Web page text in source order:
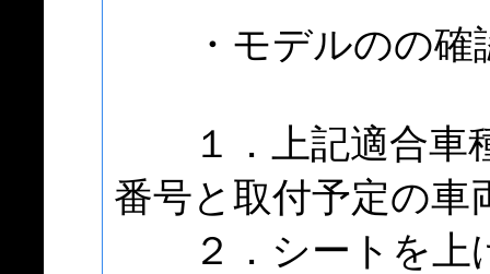
・モデルのの確
１．上記適合車
番号と取付予定の車
２．シートを上